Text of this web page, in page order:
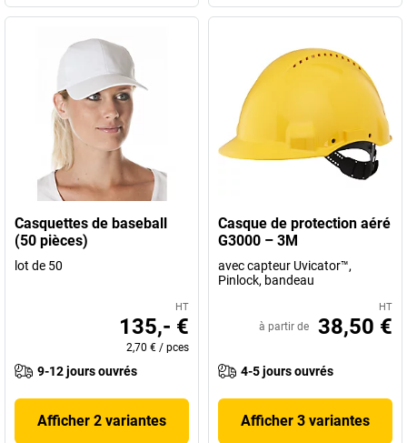
Casquettes de baseball
(50 pièces)
lot de 50
HT
135,- €
2,70 € / pces
9-12 jours ouvrés
Afficher 2 variantes
Casque de protection aéré
G3000 – 3M
avec capteur Uvicator™,
Pinlock, bandeau
HT
à partir de 38,50 €
4-5 jours ouvrés
Afficher 3 variantes